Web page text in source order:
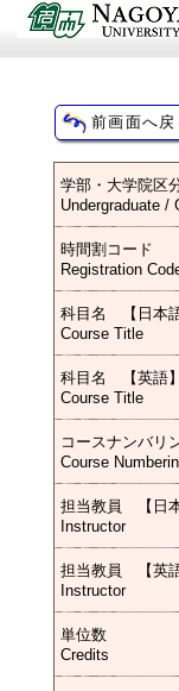
学部・大学院区
Undergraduate /
時間割コード
Registration
科目名 【日本語
Course Title
科目名 【英語】
Course Title
コースナンバリ
Course
担当教員 【日本
Instructor
担当教員 【英語
Instructor
単位数
Credits